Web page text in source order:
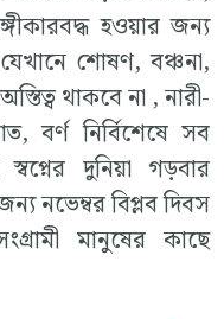
হওয়ার জন্য
শোষণ, বঞ্চনা,
থাকবে না , নারী-
বর্ণ নির্বিশেষে সব
দুনিয়া গড়বার
নভেম্বর বিপ্লব দিবস
মানুষের কাছে